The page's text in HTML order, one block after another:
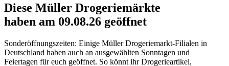
Diese Müller Drogeriemärkte
haben am 09.08.26 geöffnet
Sonderöffnungszeiten: Einige Müller Drogeriemarkt-Filialen in
Deutschland haben auch an ausgewählten Sonntagen und
Feiertagen für euch geöffnet. So könnt ihr Drogerieartikel,